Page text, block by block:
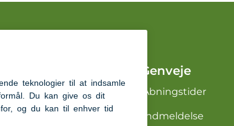
Genveje
Åbningstider
Indmeldelse